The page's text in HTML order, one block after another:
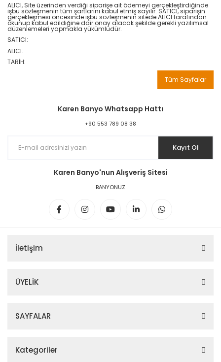
ALICI, Site üzerinden verdiği siparişe ait ödemeyi gerçekleştirdiğinde
işbu sözleşmenin tüm şartlarını kabul etmiş sayılır. SATICI, siparişin
gerçekleşmesi öncesinde işbu sözleşmenin sitede ALICI tarafından
okunup kabul edildiğine dair onay alacak şekilde gerekli yazılımsal
düzenlemeleri yapmakla yükümlüdür.
SATICI:
ALICI:
TARİH:
Tüm Sayfalar
Karen Banyo Whatsapp Hattı
+90 553 789 08 38
Kayıt Ol
Karen Banyo'nun Alışveriş Sitesi
BANYONUZ
İletişim
ÜYELİK
SAYFALAR
Kategoriler